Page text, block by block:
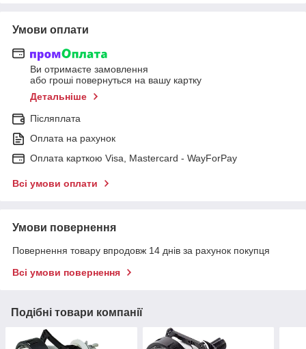
Умови оплати
Ви отримаєте замовлення
або гроші повернуться на вашу картку
Детальніше
Післяплата
Оплата на рахунок
Оплата карткою Visa, Mastercard - WayForPay
Всі умови оплати
Умови повернення
Повернення товару впродовж 14 днів за рахунок покупця
Всі умови повернення
Подібні товари компанії